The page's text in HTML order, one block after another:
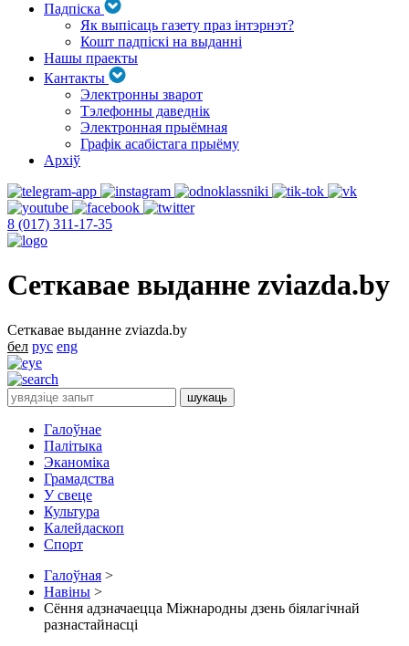
Падпіска
Як выпісаць газету праз інтэрнэт?
Кошт падпіскі на выданні
Нашы праекты
Кантакты
Электронны зварот
Тэлефонны даведнік
Электронная прыёмная
Графік асабістага прыёму
Архіў
8 (017) 311-17-35
Сеткавае выданне zviazda.by
Сеткавае выданне zviazda.by
бел рус eng
Галоўнае
Палітыка
Эканоміка
Грамадства
У свеце
Культура
Калейдаскоп
Спорт
Галоўная >
Навіны >
Сёння адзначаецца Міжнародны дзень біялагічнай
разнастайнасці